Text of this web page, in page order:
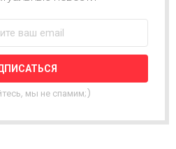
мы не спамим;)